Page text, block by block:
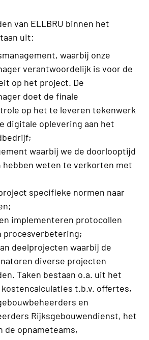
van ELLBRU binnen het
uit:
waarbij onze
verantwoordelijk is voor de
op het project. De
doet de finale
op het te leveren tekenwerk
digitale oplevering aan het
waarbij we de doorlooptijd
hebben weten te verkorten met
specifieke normen naar
implementeren protocollen
procesverbetering;
deelprojecten waarbij de
diverse projecten
Taken bestaan o.a. uit het
t.b.v. offertes,
en
Rijksgebouwendienst, het
de opnameteams,